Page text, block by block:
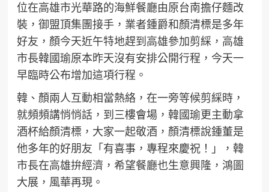
位在高雄市光華路的海鮮餐廳由原台南擔仔麵改
裝，御盟頂集團接手，業者鍾爵和顏清標是多年
好友，顏今天近午特地趕到高雄參加剪綵，高雄
市長韓國瑜原本昨天沒有安排公開行程，今天一
早臨時公布增加這項行程。
韓、顏兩人互動相當熱絡，在一旁等候剪綵時，
就頻頻講悄悄話，到三樓會場，韓國瑜更主動拿
酒杯給顏清標，大家一起敬酒，顏清標說鍾董是
他多年的好朋友「有喜事，專程來慶祝！」，韓
市長在高雄拚經濟，希望餐廳也生意興隆，鴻圖
大展，風華再現。